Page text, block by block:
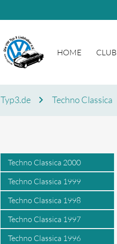
HOME CLUB
Typ3.de Techno Classica
Techno Classica 2000
Techno Classica 1999
Techno Classica 1998
Techno Classica 1997
Techno Classica 1996